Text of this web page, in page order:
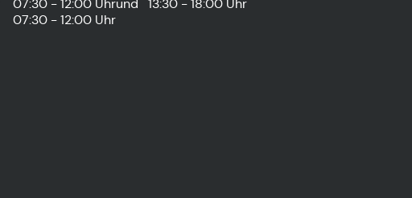
07:30 - 12:00 Uhrund
13:30 - 18:00 Uhr
07:30 - 12:00 Uhr